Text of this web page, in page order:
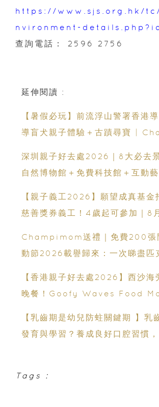
https://www.sjs.org.hk/
nvironment-
查詢電話： 2596 2756
延伸閱讀 :
【暑假必玩】前流浮山警署香港
導盲犬親子體驗＋古蹟尋寶 |
深圳親子好去處2026｜8大必去
自然博物館＋免費科技館＋互動藝
【親子義工2026】願望成真基
慈善獎券義工！4歲起可參加｜8
Champimom送禮｜免費200張
動節2026載譽歸來：一次睇盡匹
【香港親子好去處2026】西沙海
晚餐！Goofy Waves Food
【乳齒期是幼兒防蛀關鍵期 】乳
發育與學習？養成良好口腔習慣， 舒適達 強
Tags :